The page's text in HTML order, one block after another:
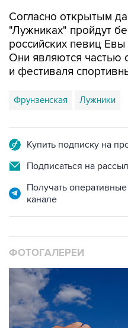
Согласно открытым
"Лужниках" пройдут
российских певиц
Они являются частью
и фестиваля
Фрунзенская Лужники
Купить подписку на
Подписаться на
Получать
канале
ФОТОГАЛЕРЕИ